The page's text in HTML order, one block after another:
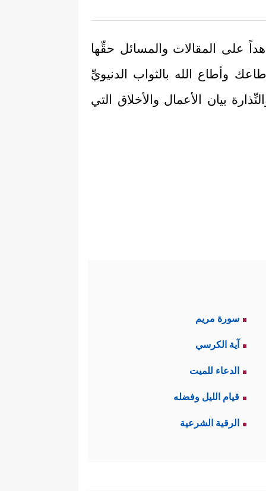
على المقالات والمسائل حقِّها
وأطاع الله بالثواب الدنيويِّ
بيان الأعمال والأخلاق التي
سورة مريم
آية الكرسي
الدعاء للميت
قيام الليل وفضله
الرقية الشرعية